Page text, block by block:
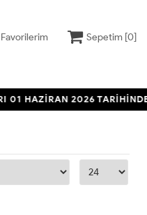
Favorilerim Sepetim [0]
01 HAZİRAN 2026